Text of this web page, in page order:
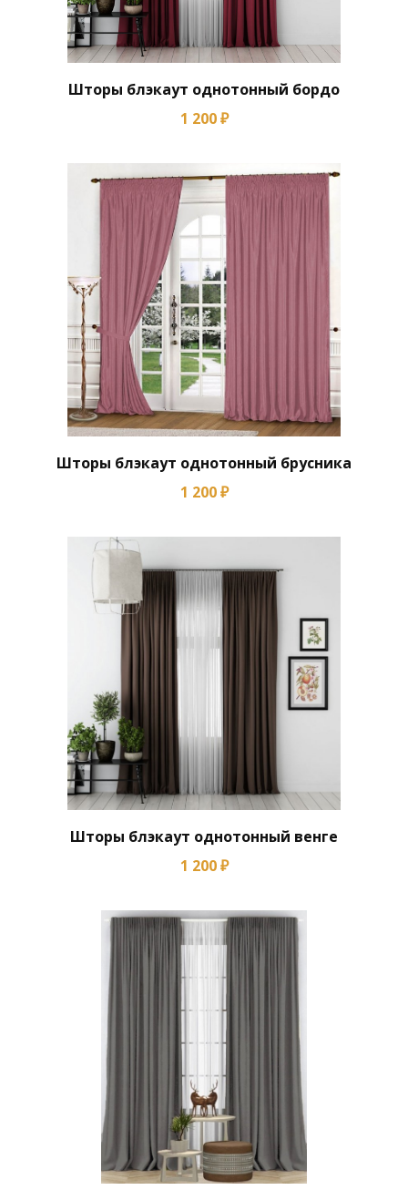
Шторы блэкаут однотонный бордо
1 200 ₽
Шторы блэкаут однотонный брусника
1 200 ₽
Шторы блэкаут однотонный венге
1 200 ₽